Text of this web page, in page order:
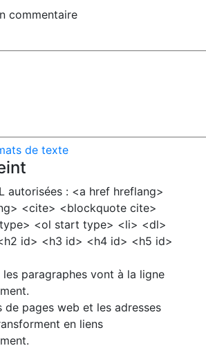
commentaire
de texte
autorisées : <a href hreflang>
<cite> <blockquote cite>
<ol start type> <li> <dl>
id> <h3 id> <h4 id> <h5 id>
les paragraphes vont à la ligne
de pages web et les adresses
en liens